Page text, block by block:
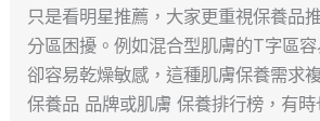
只是看明星推薦，大家更重視保養品
分區困擾。例如混合型肌膚的T字區
卻容易乾燥敏感，這種肌膚保養需求
保養品 品牌或肌膚 保養排行榜，有